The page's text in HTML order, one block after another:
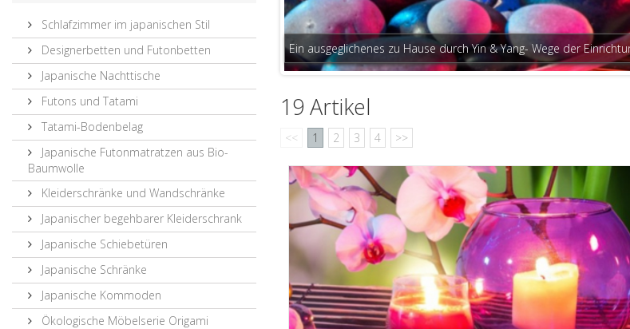
Schlafzimmer im japanischen Stil
Designerbetten und Futonbetten
Japanische Nachttische
Futons und Tatami
Tatami-Bodenbelag
Japanische Futonmatratzen aus Bio-
Baumwolle
Kleiderschränke und Wandschränke
Japanischer begehbarer Kleiderschrank
Japanische Schiebetüren
Japanische Schränke
Japanische Kommoden
Ökologische Möbelserie Origami
Betten mit Tatami und Futon- Gesunder Schlaf im japanischen
19 Artikel
<< 1 2 3 4 >>